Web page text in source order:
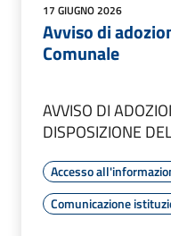
17 GIUGNO 2026
Avviso di
Comunale
AVVISO DI
DISPOSIZIONE
Accesso
Comunicazione